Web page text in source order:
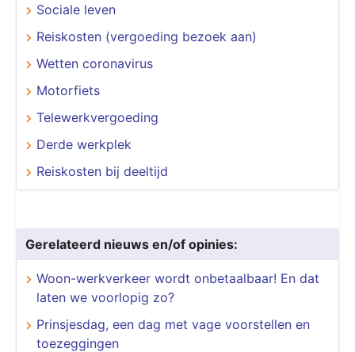
Sociale leven
Reiskosten (vergoeding bezoek aan)
Wetten coronavirus
Motorfiets
Telewerkvergoeding
Derde werkplek
Reiskosten bij deeltijd
Gerelateerd nieuws en/of opinies:
Woon-werkverkeer wordt onbetaalbaar! En dat
laten we voorlopig zo?
Prinsjesdag, een dag met vage voorstellen en
toezeggingen